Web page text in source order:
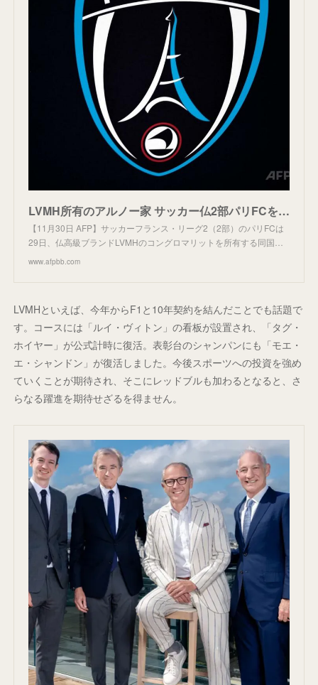
LVMH所有のアルノー家 サッカー仏2部パリFCを買収
【11月30日 AFP】サッカーフランス・リーグ2（2部）のパリFCは
29日、仏高級ブランドLVMHのコングロマリットを所有する同国…
www.afpbb.com
LVMHといえば、今年からF1と10年契約を結んだことでも話題で
す。コースには「ルイ・ヴィトン」の看板が設置され、「タグ・
ホイヤー」が公式計時に復活。表彰台のシャンパンにも「モエ・
エ・シャンドン」が復活しました。今後スポーツへの投資を強め
ていくことが期待され、そこにレッドブルも加わるとなると、さ
らなる躍進を期待せざるを得ません。